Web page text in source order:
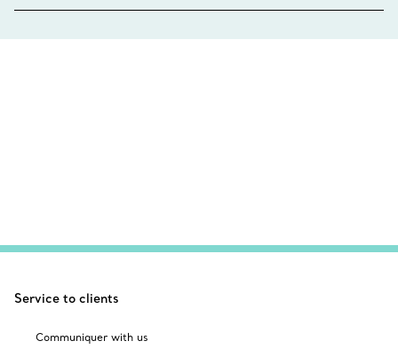
Service to clients
Communiquer with us